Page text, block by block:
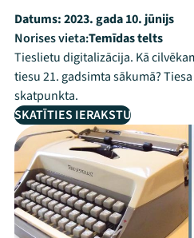
Datums:2023. gada 10. jūnijs
Norises vieta:Temīdas telts
Tieslietu digitalizācija. Kā
tiesu 21. gadsimta sākumā?
skatpunkta.
SKATĪTIES IERAKSTU